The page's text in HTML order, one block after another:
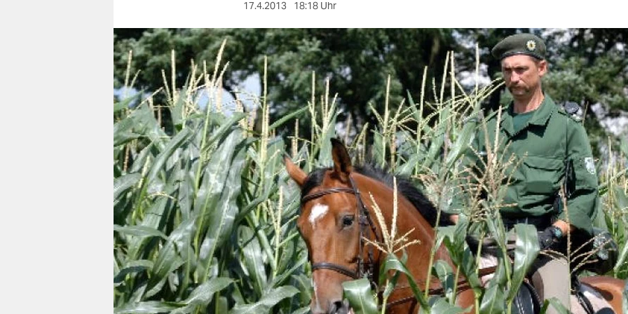
nord
wahrheit
verlag
verlag
veranstaltungen
shop
fragen & hilfe
unterstützen
abo
genossenschaft
17.4.2013 18:18 Uhr